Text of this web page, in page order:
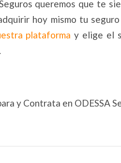
Seguros queremos que te
hoy mismo tu
plataforma y elige el
y Contrata en ODESSA